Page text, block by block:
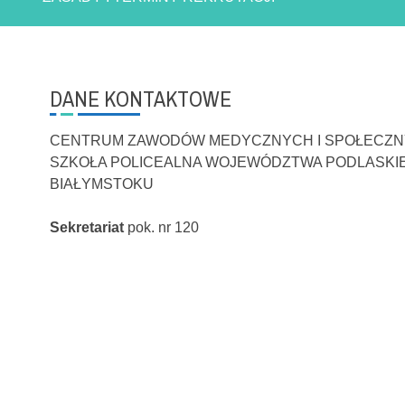
DANE KONTAKTOWE
CENTRUM ZAWODÓW MEDYCZNYCH I
SZKOŁA POLICEALNA WOJEWÓDZTWA
BIAŁYMSTOKU
Sekretariat pok. nr 120